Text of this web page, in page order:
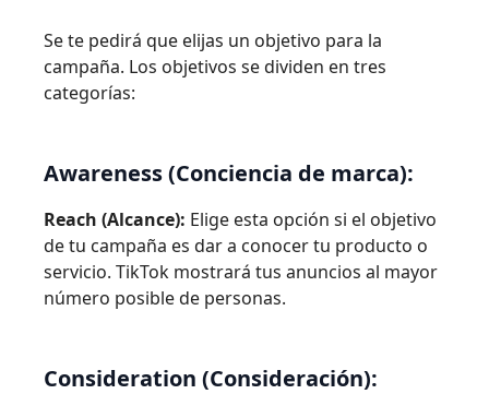
Se te pedirá que elijas un objetivo para la
campaña. Los objetivos se dividen en tres
categorías:
Awareness (Conciencia de marca):
Reach (Alcance): Elige esta opción si el objetivo
de tu campaña es dar a conocer tu producto o
servicio. TikTok mostrará tus anuncios al mayor
número posible de personas.
Consideration (Consideración):